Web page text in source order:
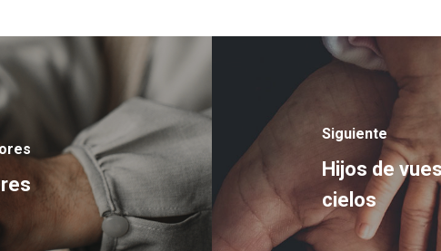
Siguiente
Hijos de
cielos